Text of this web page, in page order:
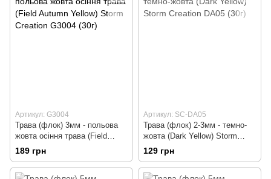
Артикул: G3004
Трава (флок) 3мм - польова
жовта осіння трава (Field
Autumn Yellow) Storm Creation
G3004 (30г)
189 грн
Артикул: SC-DA05
Трава (флок) 2-3мм - темно-
жовта (Dark Yellow) Storm
Creation DA05 (30г)
129 грн